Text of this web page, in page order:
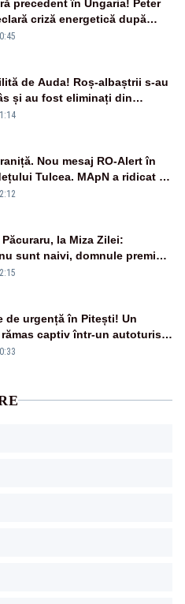
precedent în Ungaria! Peter
criză energetică după
de la Paks
de Auda! Roș-albaștrii s-au
și au fost eliminați din
League
Nou mesaj RO-Alert în
Tulcea. MApN a ridicat de
avioane F-16
la Miza Zilei:
sunt naivi, domnule premier
de urgență în Pitești! Un
captiv într-un autoturism
defecțiuni